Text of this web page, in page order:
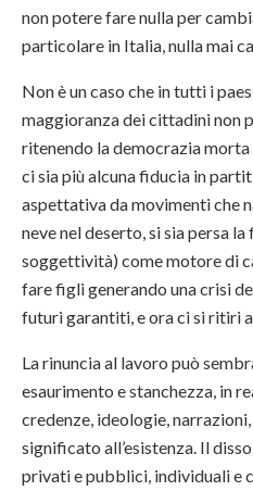
non potere fare nulla per
particolare in Italia, nulla mai
Non è un caso che in tutti i
maggioranza dei cittadini non
ritenendo la democrazia
ci sia più alcuna fiducia in
aspettativa da movimenti che
neve nel deserto, si sia persa
soggettività) come motore di
fare figli generando una crisi
futuri garantiti, e ora ci si ritiri
La rinuncia al lavoro può
esaurimento e stanchezza, in
credenze, ideologie,
significato all’esistenza. Il
privati e pubblici, individuali e